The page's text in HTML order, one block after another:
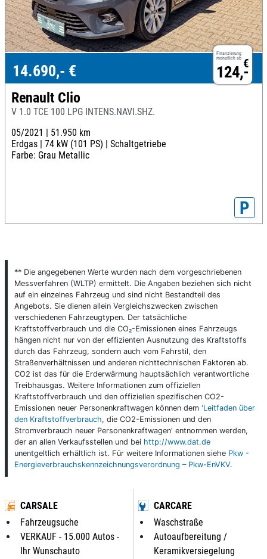
Finanzierung
monatlich ab €
124,-
14.690,- €
Renault Clio
V 1.0 TCE 100 LPG INTENS.NAVI.SHZ.
05/2021 | 51.950 km
Erdgas | 74 kW (101 PS) | Schaltgetriebe
Farbe: Grau Metallic
P
** Die angegebenen Werte wurden nach dem vorgeschriebenen
Messverfahren (WLTP) ermittelt. Die Angaben beziehen sich nicht
auf ein einzelnes Fahrzeug und sind nicht Bestandteil des
Angebots. Sie dienen allein Vergleichszwecken zwischen
verschiedenen Fahrzeugtypen. Der tatsächliche
Kraftstoffverbrauch und die CO₂-Emissionen eines Fahrzeugs
hängen nicht nur von der effizienten Ausnutzung des Kraftstoffs
durch das Fahrzeug, sondern auch vom Fahrstil, den
Straßenverhältnissen und anderen nichttechnischen Faktoren ab.
CO2 ist das für die Erderwärmung hauptsächlich verantwortliche
Treibhausgas. Weitere Informationen zum offiziellen
Kraftstoffverbrauch und den offiziellen spezifischen CO2-
Emissionen neuer Personenkraftwagen können dem 'Leitfaden über
den Kraftstoffverbrauch, die CO2-Emissionen und den
Stromverbrauch neuer Personenkraftwagen' entnommen werden,
der an allen Verkaufsstellen und bei http://www.dat.de
unentgeltlich erhältlich ist. Für weitere Informationen siehe Pkw -
Energieverbrauchskennzeichnungsverordnung – Pkw-EnVKV.
CARSALE
Fahrzeugsuche
VERKAUF - 15.000 Autos -
Ihr Wunschauto
CARCARE
Waschstraße
Autoaufbereitung /
Keramikversiegelung